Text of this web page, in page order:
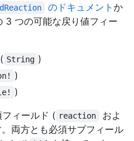
のドキュメント か
3 つの可能な戻り値フィー
( String )
)
)
ィールド ( reaction
およ
両方とも必須サブフィール